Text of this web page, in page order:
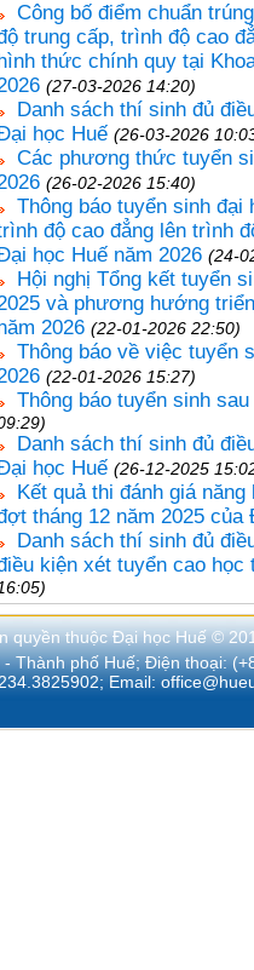
Công bố điểm chuẩn
trung cấp, trình độ cao
thức chính quy tại
(27-03-2026 14:20)
Danh sách thí sinh đủ
học Huế (26-03-2026
Các phương thức tuyển
(26-02-2026 15:40)
Thông báo tuyển sinh
độ cao đẳng lên trình
học Huế năm 2026 (24-
Hội nghị Tổng kết tuyển
và phương hướng
2026 (22-01-2026 22:50)
Thông báo về việc tuyển
(22-01-2026 15:27)
Thông báo tuyển sinh
Danh sách thí sinh đủ
học Huế (26-12-2025
Kết quả thi đánh giá
tháng 12 năm 2025 của
Danh sách thí sinh đủ
kiện xét tuyển cao
16:05)
quyền thuộc Đại học Huế ©
Thành phố Huế; Điện thoại:
Email: